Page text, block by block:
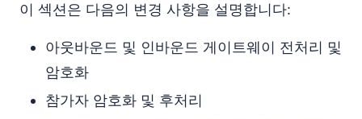
이 섹션은 다음의 변경 사항을 설명합니다:
아웃바운드 및 인바운드 게이트웨이 전처리 및
암호화
참가자 암호화 및 후처리